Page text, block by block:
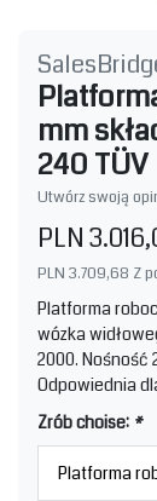
mm
240 TÜV
Utwórz swoją
PLN
PLN 3.709,68 Z
Platforma
wózka
2000. Nośność
Odpowiednia
Zrób choise: *